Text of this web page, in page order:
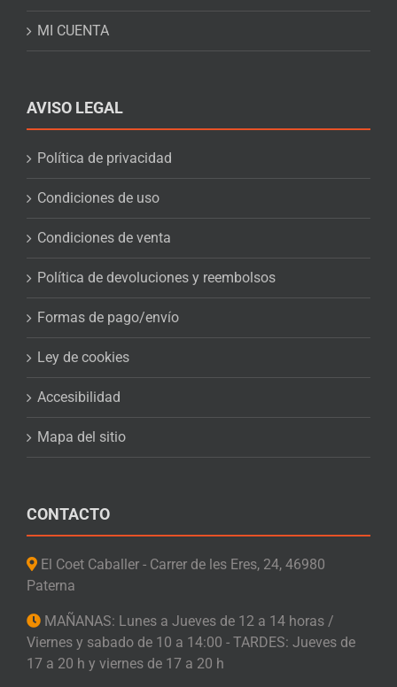
MI CUENTA
AVISO LEGAL
Política de privacidad
Condiciones de uso
Condiciones de venta
Política de devoluciones y reembolsos
Formas de pago/envío
Ley de cookies
Accesibilidad
Mapa del sitio
CONTACTO
El Coet Caballer - Carrer de les Eres, 24, 46980
Paterna
MAÑANAS: Lunes a Jueves de 12 a 14 horas /
Viernes y sabado de 10 a 14:00 - TARDES: Jueves de
17 a 20 h y viernes de 17 a 20 h